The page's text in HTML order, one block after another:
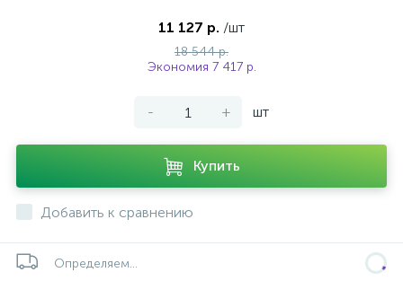
11 127 р. /шт
18 544 р.
Экономия 7 417 р.
- + шт
Купить
Добавить к сравнению
Определяем...